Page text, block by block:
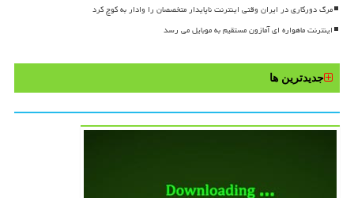
مرگ دورکاری در ایران وقتی اینترنت ناپایدار متخصصان را وادار به کوچ کرد
اینترنت ماهواره ای آمازون مستقیم به موبایل می رسد
جدیدترین ها